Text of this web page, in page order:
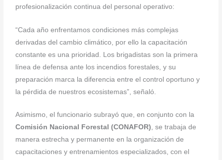
profesionalización continua del personal operativo:
“Cada año enfrentamos condiciones más complejas
derivadas del cambio climático, por ello la capacitación
constante es una prioridad. Los brigadistas son la primera
línea de defensa ante los incendios forestales, y su
preparación marca la diferencia entre el control oportuno y
la pérdida de nuestros ecosistemas”, señaló.
Asimismo, el funcionario subrayó que, en conjunto con la
Comisión Nacional Forestal (CONAFOR), se trabaja de
manera estrecha y permanente en la organización de
capacitaciones y entrenamientos especializados, con el